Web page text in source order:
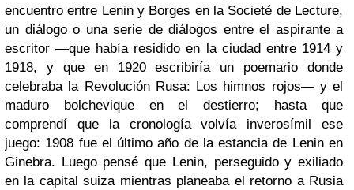
encuentro entre Lenin y Borges en la Societé de Lecture,
un diálogo o una serie de diálogos entre el aspirante a
escritor —que había residido en la ciudad entre 1914 y
1918, y que en 1920 escribiría un poemario donde
celebraba la Revolución Rusa: Los himnos rojos— y el
maduro bolchevique en el destierro; hasta que
comprendí que la cronología volvía inverosímil ese
juego: 1908 fue el último año de la estancia de Lenin en
Ginebra. Luego pensé que Lenin, perseguido y exiliado
en la capital suiza mientras planeaba el retorno a Rusia